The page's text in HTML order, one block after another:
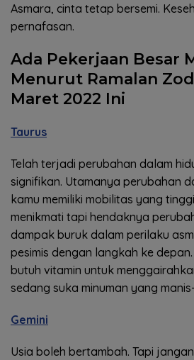
Asmara, cinta tetap bersemi.
pernafasan.
Ada Pekerjaan Besar
Menurut Ramalan
Maret 2022 Ini
Taurus
Telah terjadi perubahan dalam
signifikan. Utamanya perubahan
kamu memiliki mobilitas yang
menikmati tapi hendaknya
dampak buruk dalam perilaku
pesimis dengan langkah ke
butuh vitamin untuk
sedang suka minuman yang
Gemini
Usia boleh bertambah. Tapi